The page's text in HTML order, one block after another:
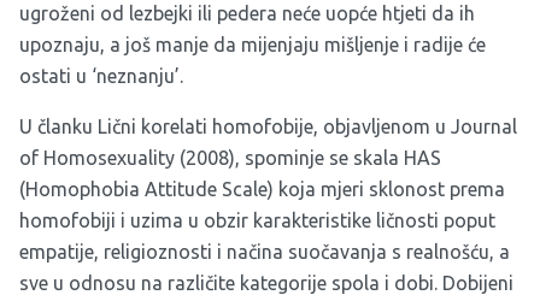
ugroženi od lezbejki ili pedera neće uopće htjeti da ih
upoznaju, a još manje da mijenjaju mišljenje i radije će
ostati u ‘neznanju’.
U članku Lični korelati homofobije, objavljenom u Journal
of Homosexuality (2008), spominje se skala HAS
(Homophobia Attitude Scale) koja mjeri sklonost prema
homofobiji i uzima u obzir karakteristike ličnosti poput
empatije, religioznosti i načina suočavanja s realnošću, a
sve u odnosu na različite kategorije spola i dobi. Dobijeni